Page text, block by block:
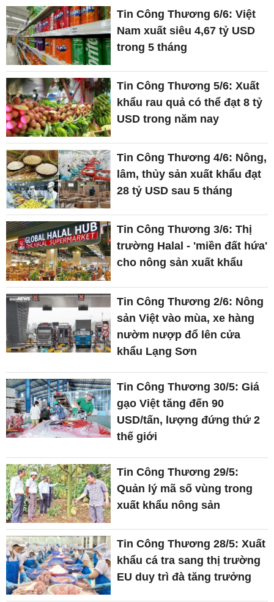
Tin Công Thương 6/6: Việt
Nam xuất siêu 4,67 tỷ USD
trong 5 tháng
Tin Công Thương 5/6: Xuất
khẩu rau quả có thể đạt 8 tỷ
USD trong năm nay
Tin Công Thương 4/6: Nông,
lâm, thủy sản xuất khẩu đạt
28 tỷ USD sau 5 tháng
Tin Công Thương 3/6: Thị
trường Halal - 'miền đất hứa'
cho nông sản xuất khẩu
Tin Công Thương 2/6: Nông
sản Việt vào mùa, xe hàng
nườm nượp đổ lên cửa
khẩu Lạng Sơn
Tin Công Thương 30/5: Giá
gạo Việt tăng đến 90
USD/tấn, lượng đứng thứ 2
thế giới
Tin Công Thương 29/5:
Quản lý mã số vùng trong
xuất khẩu nông sản
Tin Công Thương 28/5: Xuất
khẩu cá tra sang thị trường
EU duy trì đà tăng trưởng